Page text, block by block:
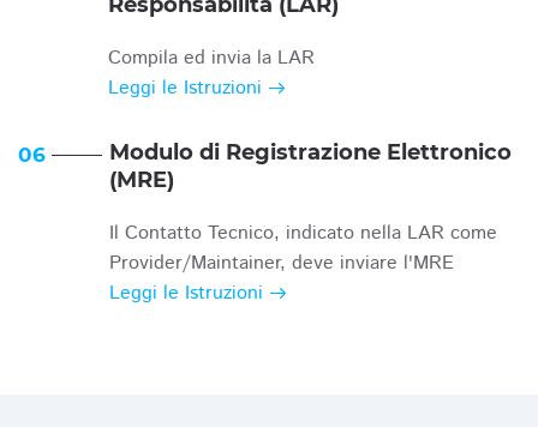
Compila ed invia la LAR
Leggi le Istruzioni
06
Modulo di Registrazione Elettronico
(MRE)
Il Contatto Tecnico, indicato nella LAR come
Provider/Maintainer, deve inviare l'MRE
Leggi le Istruzioni